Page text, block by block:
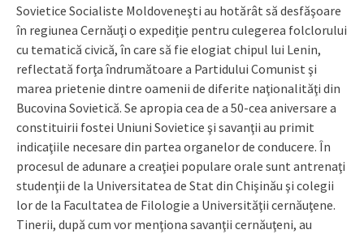
Sovietice Socialiste Moldoveneşti au hotărât să desfăşoare
în regiunea Cernăuţi o expediţie pentru culegerea folclorului
cu tematică civică, în care să fie elogiat chipul lui Lenin,
reflectată forţa îndrumătoare a Partidului Comunist şi
marea prietenie dintre oamenii de diferite naţionalităţi din
Bucovina Sovietică. Se apropia cea de a 50-cea aniversare a
constituirii fostei Uniuni Sovietice şi savanţii au primit
indicaţiile necesare din partea organelor de conducere. În
procesul de adunare a creaţiei populare orale sunt antrenaţi
studenţii de la Universitatea de Stat din Chişinău şi colegii
lor de la Facultatea de Filologie a Universităţii cernăuţene.
Tinerii, după cum vor menţiona savanţii cernăuţeni, au